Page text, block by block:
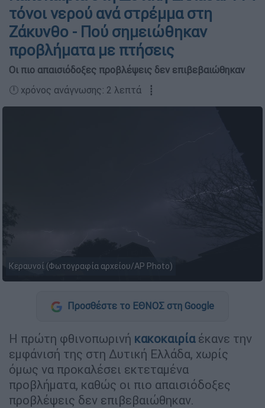
τόνοι νερού ανά στρέμμα στη
Ζάκυνθο - Πού σημειώθηκαν
προβλήματα με πτήσεις
Oι πιο απαισιόδοξες προβλέψεις δεν επιβεβαιώθηκαν
🕛 χρόνος ανάγνωσης: 2 λεπτά ┋
Κεραυνοί (Φωτογραφία αρχείου/AP Photo)
Προσθέστε το ΕΘΝΟΣ στη Google
Η πρώτη φθινοπωρινή κακοκαιρία έκανε την
εμφάνισή της στη Δυτική Ελλάδα, χωρίς
όμως να προκαλέσει εκτεταμένα
προβλήματα, καθώς οι πιο απαισιόδοξες
προβλέψεις δεν επιβεβαιώθηκαν.